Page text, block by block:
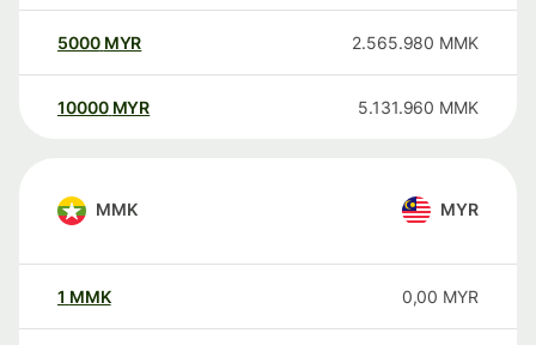
5000 MYR 2.565.980 MMK
10000 MYR 5.131.960 MMK
MMK MYR
1 MMK 0,00 MYR